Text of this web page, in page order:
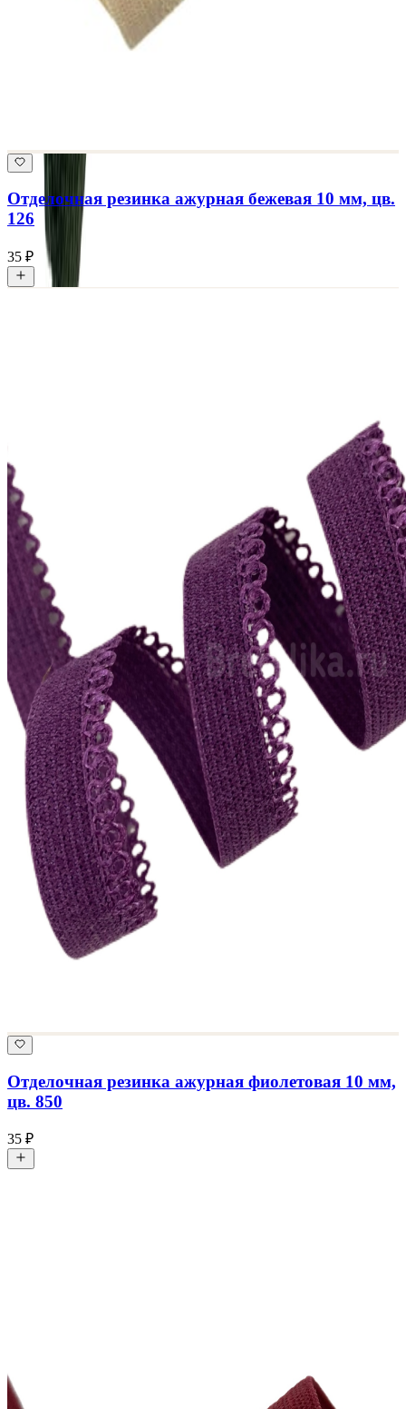
Отделочная резинка ажурная бежевая 10 мм, цв.
126
35 ₽
Отделочная резинка ажурная фиолетовая 10 мм,
цв. 850
35 ₽